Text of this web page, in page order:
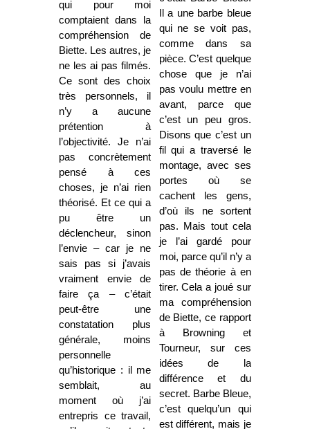
qui pour moi
comptaient dans la
compréhension de
Biette. Les autres, je
ne les ai pas filmés.
Ce sont des choix
très personnels, il
n’y a aucune
prétention à
l’objectivité. Je n’ai
pas concrètement
pensé à ces
choses, je n’ai rien
théorisé. Et ce qui a
pu être un
déclencheur, sinon
l’envie – car je ne
sais pas si j’avais
vraiment envie de
faire ça – c’était
peut-être une
constatation plus
générale, moins
personnelle
qu’historique : il me
semblait, au
moment où j’ai
entrepris ce travail,
Il a une barbe bleue
qui ne se voit pas,
comme dans sa
pièce. C’est quelque
chose que je n’ai
pas voulu mettre en
avant, parce que
c’est un peu gros.
Disons que c’est un
fil qui a traversé le
montage, avec ses
portes où se
cachent les gens,
d’où ils ne sortent
pas. Mais tout cela
je l’ai gardé pour
moi, parce qu’il n’y a
pas de théorie à en
tirer. Cela a joué sur
ma compréhension
de Biette, ce rapport
à Browning et
Tourneur, sur ces
idées de la
différence et du
secret. Barbe Bleue,
c’est quelqu’un qui
est différent, mais je